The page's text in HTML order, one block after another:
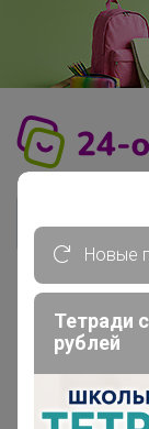
Главная
Члены клуба
Новые
Тетради
рублей